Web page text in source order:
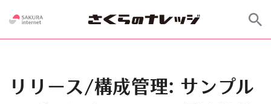
リリース/構成管理: サンプル